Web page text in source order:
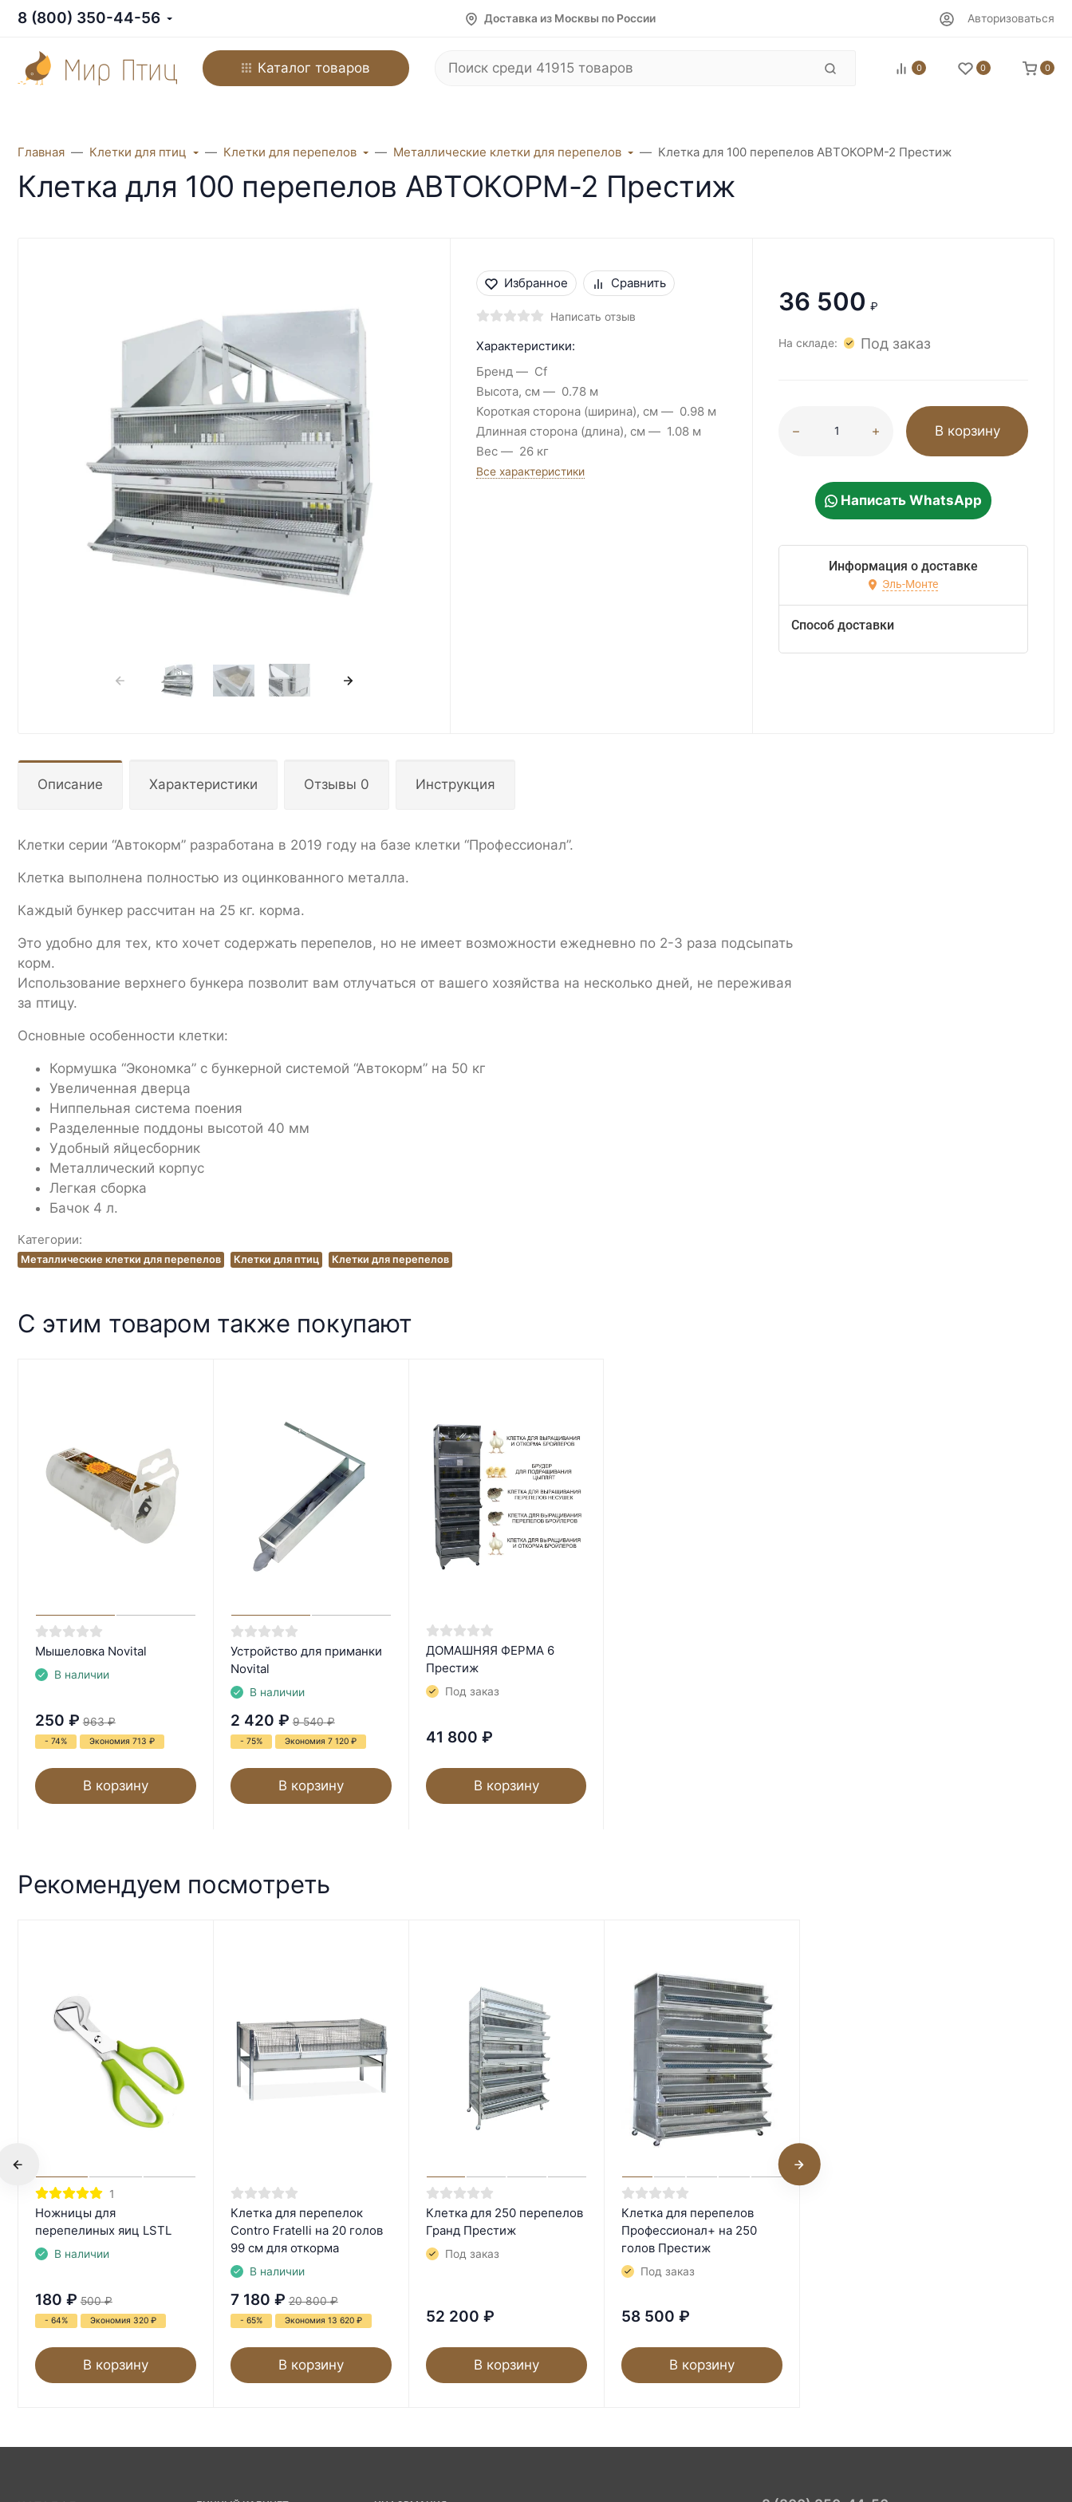
8 (800) 350-44-56 Доставка из Москвы по России Авторизоваться
Каталог товаров 0 0 0
Главная Клетки для птиц Клетки для перепелов Металлические клетки для перепелов Клетка для 100 перепелов АВТОКОРМ-2 Престиж
Клетка для 100 перепелов АВТОКОРМ-2 Престиж
Избранное Сравнить
Написать отзыв
Характеристики:
Бренд
Cf
Высота, см
0.78 м
Короткая сторона (ширина), см
0.98 м
Длинная сторона (длина), см
1.08 м
Вес
26 кг
Все характеристики
36 500 ₽
На складе: Под заказ
В корзину
Написать WhatsApp
Информация о доставке
Эль-Монте
Способ доставки
Описание Характеристики Отзывы 0 Инструкция
Клетки серии “Автокорм” разработана в 2019 году на базе клетки “Профессионал”.
Клетка выполнена полностью из оцинкованного металла.
Каждый бункер рассчитан на 25 кг. корма.
Это удобно для тех, кто хочет содержать перепелов, но не имеет возможности ежедневно по 2-3 раза подсыпать
корм.
Использование верхнего бункера позволит вам отлучаться от вашего хозяйства на несколько дней, не переживая
за птицу.
Основные особенности клетки:
Кормушка “Экономка” с бункерной системой “Автокорм” на 50 кг
Увеличенная дверца
Ниппельная система поения
Разделенные поддоны высотой 40 мм
Удобный яйцесборник
Металлический корпус
Легкая сборка
Бачок 4 л.
Категории:
Металлические клетки для перепелов Клетки для птиц Клетки для перепелов
С этим товаром также покупают
Мышеловка Novital
В наличии
250 ₽ 963 ₽
- 74% Экономия 713 ₽
В корзину
Устройство для приманки
Novital
В наличии
2 420 ₽ 9 540 ₽
- 75% Экономия 7 120 ₽
В корзину
ДОМАШНЯЯ ФЕРМА 6
Престиж
Под заказ
41 800 ₽
В корзину
Рекомендуем посмотреть
1
Ножницы для
перепелиных яиц LSTL
В наличии
180 ₽ 500 ₽
- 64% Экономия 320 ₽
В корзину
Клетка для перепелок
Contro Fratelli на 20 голов
99 см для откорма
В наличии
7 180 ₽ 20 800 ₽
- 65% Экономия 13 620 ₽
В корзину
Клетка для 250 перепелов
Гранд Престиж
Под заказ
52 200 ₽
В корзину
Клетка для перепелов
Профессионал+ на 250
голов Престиж
Под заказ
58 500 ₽
В корзину